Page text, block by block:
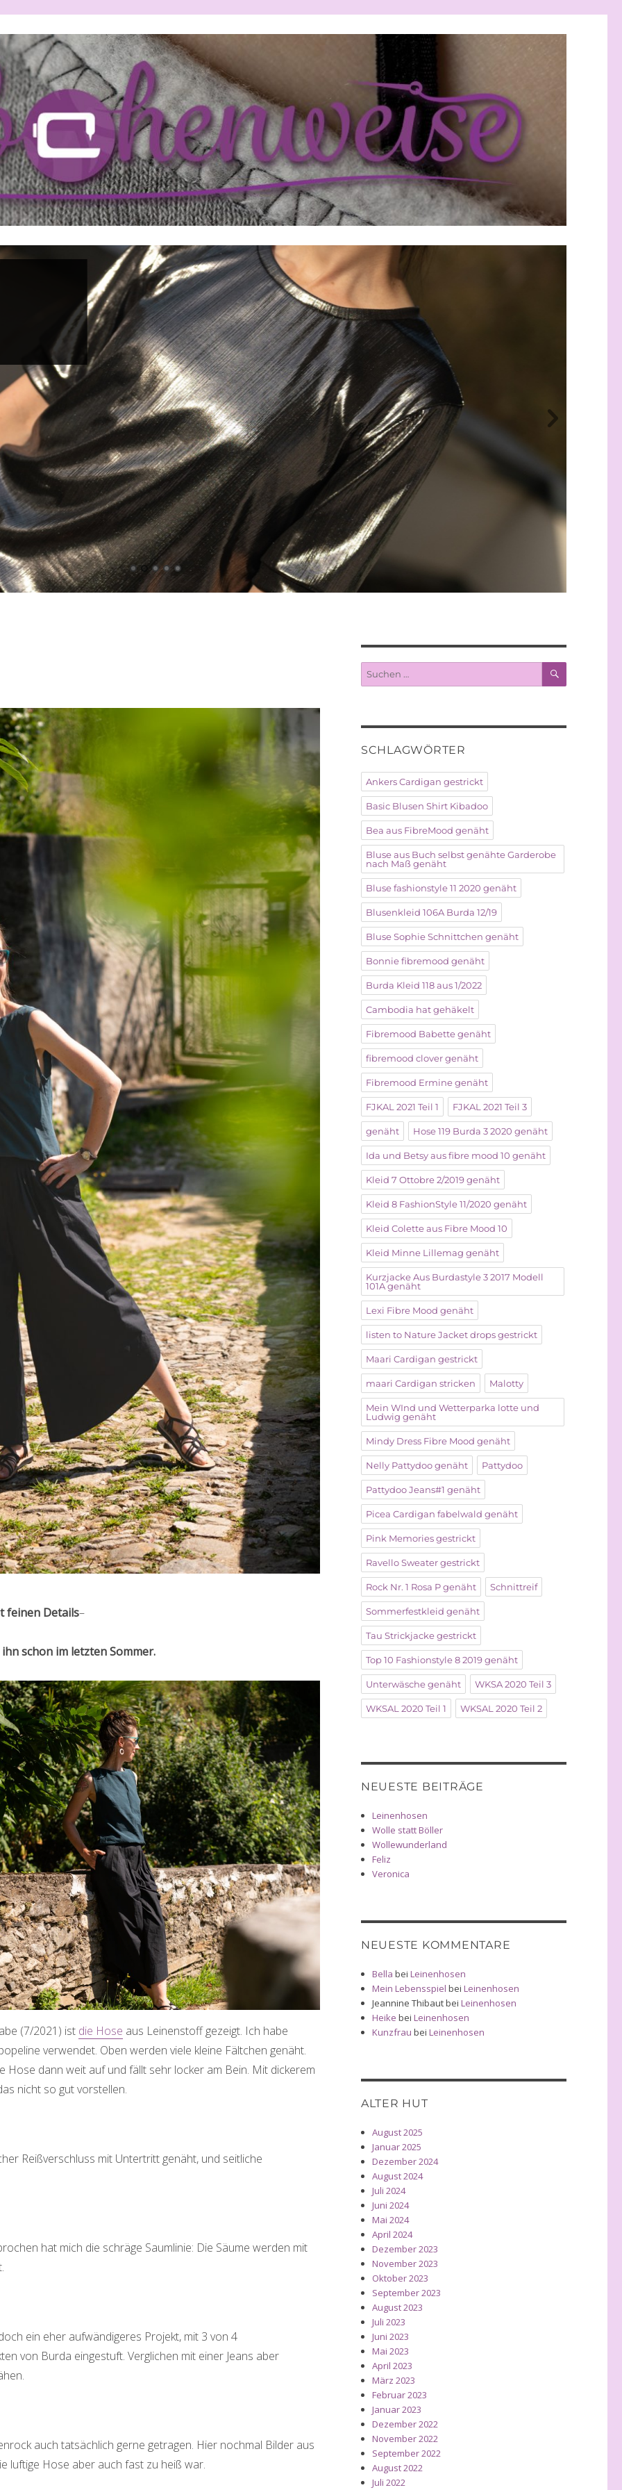
feinen Details–
schon im letzten Sommer.
(7/2021) ist die Hose aus Leinenstoff gezeigt. Ich habe
verwendet. Oben werden viele kleine Fältchen genäht.
Hose dann weit auf und fällt sehr locker am Bein. Mit dickerem
nicht so gut vorstellen.
Reißverschluss mit Untertritt genäht, und seitliche
hat mich die schräge Saumlinie: Die Säume werden mit
ein eher aufwändigeres Projekt, mit 3 von 4
von Burda eingestuft. Verglichen mit einer Jeans aber
auch tatsächlich gerne getragen. Hier nochmal Bilder aus
luftige Hose aber auch fast zu heiß war.
Suche
nach:
SUCHEN
SCHLAGWÖRTER
Ankers Cardigan gestrickt
Basic Blusen Shirt Kibadoo
Bea aus FibreMood genäht
Bluse aus Buch selbst genähte Garderobe
nach Maß genäht
Bluse fashionstyle 11 2020 genäht
Blusenkleid 106A Burda 12/19
Bluse Sophie Schnittchen genäht
Bonnie fibremood genäht
Burda Kleid 118 aus 1/2022
Cambodia hat gehäkelt
Fibremood Babette genäht
fibremood clover genäht
Fibremood Ermine genäht
FJKAL 2021 Teil 1 FJKAL 2021 Teil 3
genäht Hose 119 Burda 3 2020 genäht
Ida und Betsy aus fibre mood 10 genäht
Kleid 7 Ottobre 2/2019 genäht
Kleid 8 FashionStyle 11/2020 genäht
Kleid Colette aus Fibre Mood 10
Kleid Minne Lillemag genäht
Kurzjacke Aus Burdastyle 3 2017 Modell
101A genäht
Lexi Fibre Mood genäht
listen to Nature Jacket drops gestrickt
Maari Cardigan gestrickt
maari Cardigan stricken Malotty
Mein WInd und Wetterparka lotte und
Ludwig genäht
Mindy Dress Fibre Mood genäht
Nelly Pattydoo genäht Pattydoo
Pattydoo Jeans#1 genäht
Picea Cardigan fabelwald genäht
Pink Memories gestrickt
Ravello Sweater gestrickt
Rock Nr. 1 Rosa P genäht Schnittreif
Sommerfestkleid genäht
Tau Strickjacke gestrickt
Top 10 Fashionstyle 8 2019 genäht
Unterwäsche genäht WKSA 2020 Teil 3
WKSAL 2020 Teil 1 WKSAL 2020 Teil 2
NEUESTE BEITRÄGE
Leinenhosen
Wolle statt Böller
Wollewunderland
Feliz
Veronica
NEUESTE KOMMENTARE
Bella beiLeinenhosen
Mein Lebensspiel beiLeinenhosen
Jeannine ThibautbeiLeinenhosen
Heike beiLeinenhosen
Kunzfrau beiLeinenhosen
ALTER HUT
August 2025
Januar 2025
Dezember 2024
August 2024
Juli 2024
Juni 2024
Mai 2024
April 2024
Dezember 2023
November 2023
Oktober 2023
September 2023
August 2023
Juli 2023
Juni 2023
Mai 2023
April 2023
März 2023
Februar 2023
Januar 2023
Dezember 2022
November 2022
September 2022
August 2022
Juli 2022